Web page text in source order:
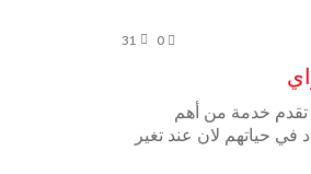
0
31
تقدم خدمة من أهم
في حياتهم لان عند تغير